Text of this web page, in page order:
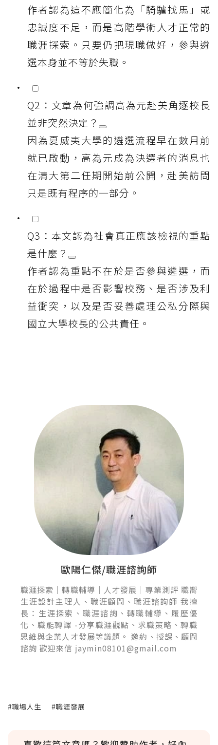
作者認為這不應簡化為「騎驢找馬」或
忠誠度不足，而是高階學術人才正常的
職涯探索。只要仍把現職做好，參與遴
選本身並不等於失職。
Q2：文章為何強調高為元赴美角逐校長
並非突然決定？
因為夏威夷大學的遴選流程早在數月前
就已啟動，高為元成為決選者的消息也
在清大第二任期開始前公開，赴美訪問
只是既有程序的一部分。
Q3：本文認為社會真正應該檢視的重點
是什麼？
作者認為重點不在於是否參與遴選，而
在於過程中是否影響校務、是否涉及利
益衝突，以及是否妥善處理公私分際與
國立大學校長的公共責任。
歐陽仁傑/職涯諮詢師
職涯探索｜轉職輔導｜人才發展｜專業測評 職嚮
生涯設計主理人、職涯顧問、職涯諮詢師 我擅
長：生涯探索、職涯諮詢、轉職輔導、履歷優
化、職能轉譯 -分享職涯觀點、求職策略、轉職
思維與企業人才發展等議題。 邀約、授課、顧問
諮詢 歡迎來信 jaymin08101@gmail.com
#職場人生 #職涯發展